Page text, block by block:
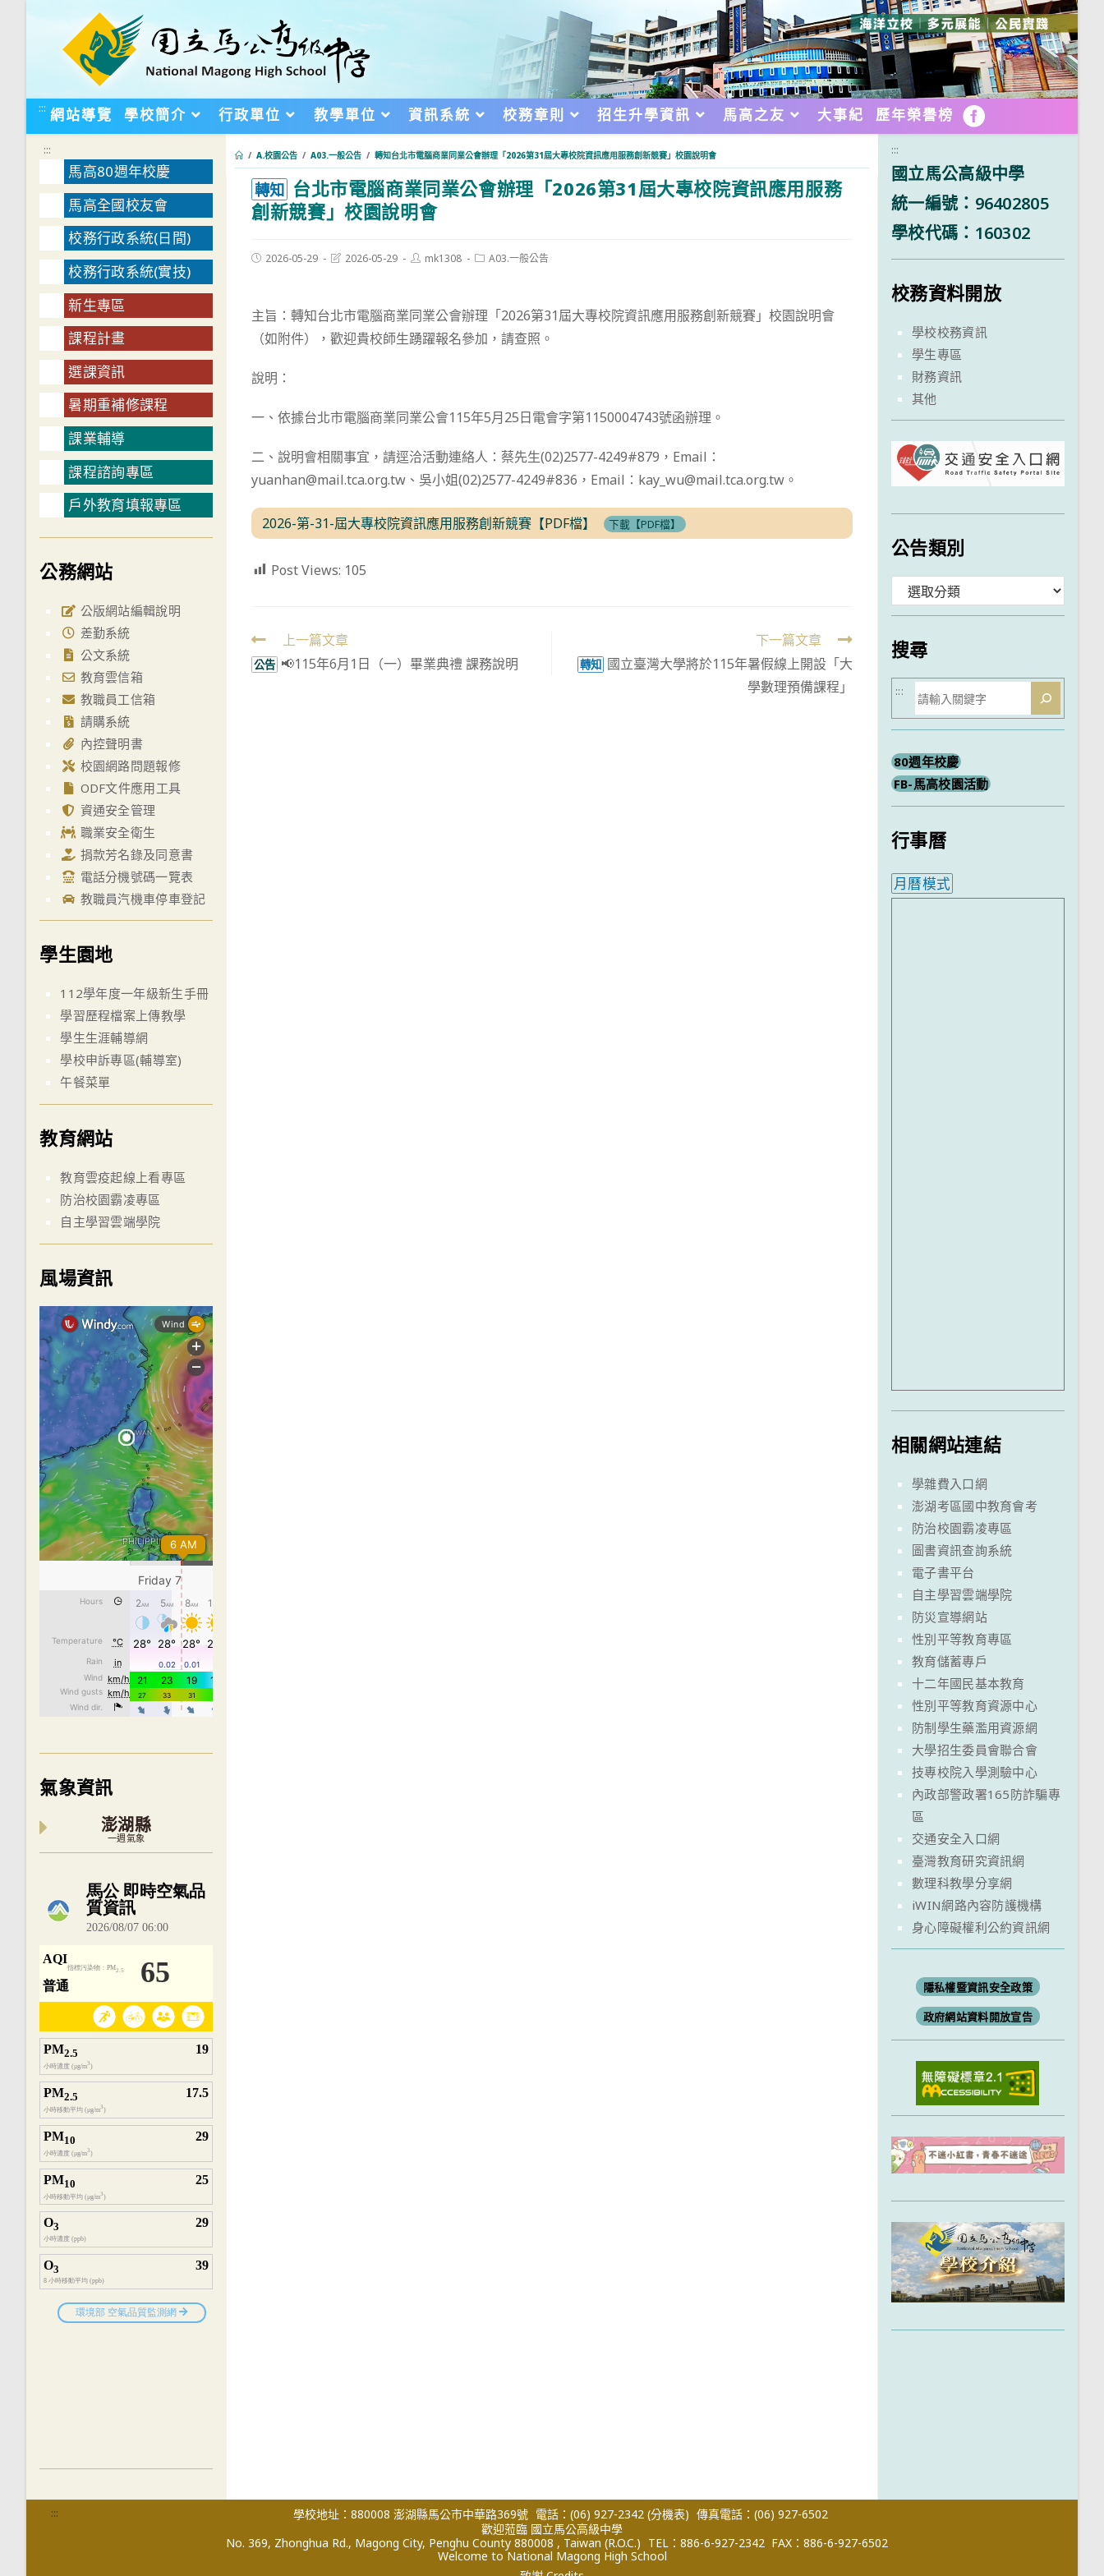
::: 網站導覽 學校簡介 行政單位 教學單位 資訊系統 校務章則 招生升學資訊 馬高之友 大事紀 歷年榮譽榜 FB
/ A.校園公告 / A03.一般公告 / 轉知台北市電腦商業同業公會辦理「2026第31屆大專校院資訊應用服務創新競賽」校園說明會
轉知 台北市電腦商業同業公會辦理「2026第31屆大專校院資訊應用服務
創新競賽」校園說明會
Post2026-05-29
Post2026-05-29
Postmk1308
PostA03.一般公告
主旨：轉知台北市電腦商業同業公會辦理「2026第31屆大專校院資訊應用服務創新競賽」校園說明會
（如附件），歡迎貴校師生踴躍報名參加，請查照。
說明：
一、依據台北市電腦商業同業公會115年5月25日電會字第1150004743號函辦理。
二、說明會相關事宜，請逕洽活動連絡人：蔡先生(02)2577-4249#879，Email：
yuanhan@mail.tca.org.tw、吳小姐(02)2577-4249#836，Email：kay_wu@mail.tca.org.tw。
2026-第-31-屆大專校院資訊應用服務創新競賽【PDF檔】 下載【PDF檔】
Post Views: 105
Read
more
上一篇文章
公告 📢115年6月1日（一）畢業典禮 課務說明
下一篇文章
轉知 國立臺灣大學將於115年暑假線上開設「大
學數理預備課程」
:::
馬高80週年校慶
馬高全國校友會
校務行政系統(日間)
校務行政系統(實技)
新生專區
課程計畫
選課資訊
暑期重補修課程
課業輔導
課程諮詢專區
戶外教育填報專區
公務網站
公版網站編輯說明
差勤系統
公文系統
教育雲信箱
教職員工信箱
請購系統
內控聲明書
校園網路問題報修
ODF文件應用工具
資通安全管理
職業安全衛生
捐款芳名錄及同意書
電話分機號碼一覽表
教職員汽機車停車登記
學生園地
112學年度一年級新生手冊
學習歷程檔案上傳教學
學生生涯輔導網
學校申訴專區(輔導室)
午餐菜單
教育網站
教育雲疫起線上看專區
防治校園霸凌專區
自主學習雲端學院
風場資訊
氣象資訊
澎湖縣
一週氣象
內嵌空氣品質小工具為視覺預覽，完整即時空氣品質資料請開啟
:::
國立馬公高級中學
統一編號：96402805
學校代碼：160302
校務資料開放
學校校務資訊
學生專區
財務資訊
其他
公告類別
類
搜尋
搜
尋
:::
80週年校慶
FB-馬高校園活動
行事曆
月曆模式
相關網站連結
學雜費入口網
澎湖考區國中教育會考
防治校園霸凌專區
圖書資訊查詢系統
電子書平台
自主學習雲端學院
防災宣導網站
性別平等教育專區
教育儲蓄專戶
十二年國民基本教育
性別平等教育資源中心
防制學生藥濫用資源網
大學招生委員會聯合會
技專校院入學測驗中心
內政部警政署165防詐騙專
區
交通安全入口網
臺灣教育研究資訊網
數理科教學分享網
iWIN網路內容防護機構
身心障礙權利公約資訊網
隱私權暨資訊安全政策
政府網站資料開放宣告
::: 學校地址：880008 澎湖縣馬公市中華路369號 電話：(06) 927-2342 (分機表) 傳真電話：(06) 927-6502
歡迎蒞臨 國立馬公高級中學
No. 369, Zhonghua Rd., Magong City, Penghu County 880008 , Taiwan (R.O.C.) TEL：886-6-927-2342 FAX：886-6-927-6502
Welcome to National Magong High School